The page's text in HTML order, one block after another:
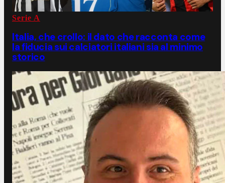
Serie A
Italia, che crollo: il dato che racconta come
la fiducia sui calciatori italiani sia al minimo
storico